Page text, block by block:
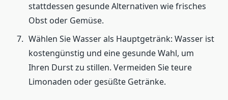
stattdessen gesunde Alternativen wie frisches
Obst oder Gemüse.
Wählen Sie Wasser als Hauptgetränk: Wasser ist
kostengünstig und eine gesunde Wahl, um
Ihren Durst zu stillen. Vermeiden Sie teure
Limonaden oder gesüßte Getränke.